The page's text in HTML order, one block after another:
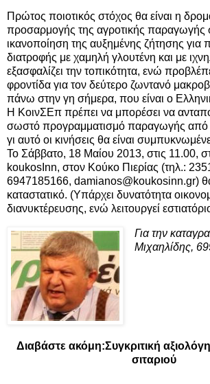
Πρώτος ποιοτικός στόχος θα είναι η
προσαρμογής της αγροτικής παραγωγής
ικανοποίηση της αυξημένης ζήτησης για
διατροφής με χαμηλή γλουτένη και με
εξασφαλίζει την τοπικότητα, ενώ
φροντίδα για τον δεύτερο ζωντανό
πάνω στην γη σήμερα, που είναι ο
Η ΚοινΣΕπ πρέπει να μπορέσει να
σωστό προγραμματισμό παραγωγής από
γι αυτό οι κινήσεις θα είναι
Το Σάββατο, 18 Μαίου 2013, στις 11.00,
koukosInn, στον Κούκο Πιερίας (τηλ.:
6947185166, damianos@koukosinn.gr)
καταστατικό. (Υπάρχει δυνατότητα
διανυκτέρευσης, ενώ λειτουργεί
Για την
Μιχαηλίδης,
Διαβάστε ακόμη:Συγκριτική
σιταριού